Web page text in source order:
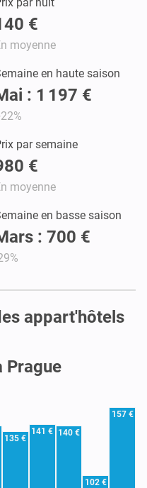
€
moyenne
en haute saison
: 1 197 €
par semaine
€
moyenne
en basse saison
: 700 €
appart'hôtels
Prague
135 €
141 € 140 €
102 €
157 €